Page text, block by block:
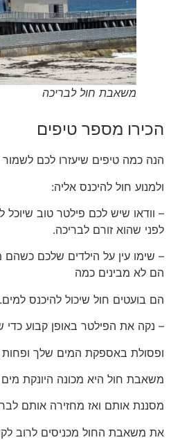
משאבת חול לבריכה
הכירו מספר טיפים
הנה כמה טיפים שיעזרו לכם
ולמנוע חול להיכנס אליה:
– וודאו שיש לכם פילטר טוב
לפני שהוא זורם לבריכה.
– שימו עין על הילדים שלכם כשהם
הם לא מבינים כמה
הם בועטים חול שיכול להיכנס למים.
– נקה את הפילטר באופן קבוע כדי
ופסולת באספקת המים שלך ופחות
משאבת חול היא מכונה היונקת
מסננת אותם ואז מחזירה אותם
את משאבת החול מכניסים לרוב